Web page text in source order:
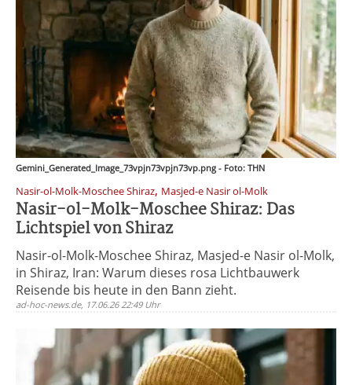
Gemini_Generated_Image_73vpjn73vpjn73vp.png - Foto: THN
Nasir-ol-Molk-Moschee Shiraz, Masjed-e Nasir ol-Molk
Nasir-ol-Molk-Moschee Shiraz: Das
Lichtspiel von Shiraz
Nasir-ol-Molk-Moschee Shiraz, Masjed-e Nasir ol-Molk,
in Shiraz, Iran: Warum dieses rosa Lichtbauwerk
Reisende bis heute in den Bann zieht.
ad-hoc-news.de, 17.06.26 22:49 Uhr